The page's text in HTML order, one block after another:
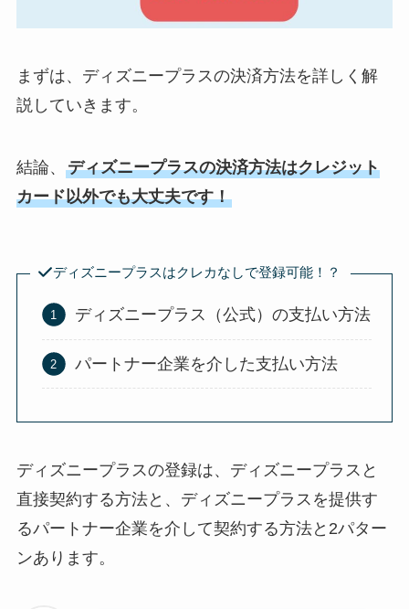
まずは、ディズニープラスの決済方法を詳しく解
説していきます。
結論、 ディズニープラスの決済方法はクレジット
カード以外でも大丈夫です！
ディズニープラスはクレカなしで登録可能！？
ディズニープラス（公式）の支払い方法
パートナー企業を介した支払い方法
ディズニープラスの登録は、ディズニープラスと
直接契約する方法と、ディズニープラスを提供す
るパートナー企業を介して契約する方法と2パター
ンあります。